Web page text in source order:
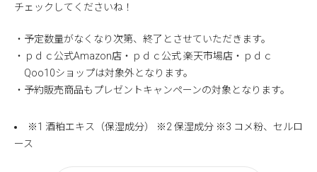
チェックしてくださいね！
・予定数量がなくなり次第、終了とさせていただきます。
・ｐｄｃ公式Amazon店・ｐｄｃ公式 楽天市場店・ｐｄｃ
Qoo10ショップは対象外となります。
・予約販売商品もプレゼントキャンペーンの対象となります。
※1 酒粕エキス（保湿成分） ※2 保湿成分 ※3 コメ粉、セルロ
ース